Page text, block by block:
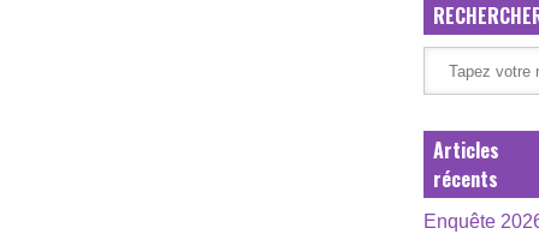
Articles
récents
Enquête